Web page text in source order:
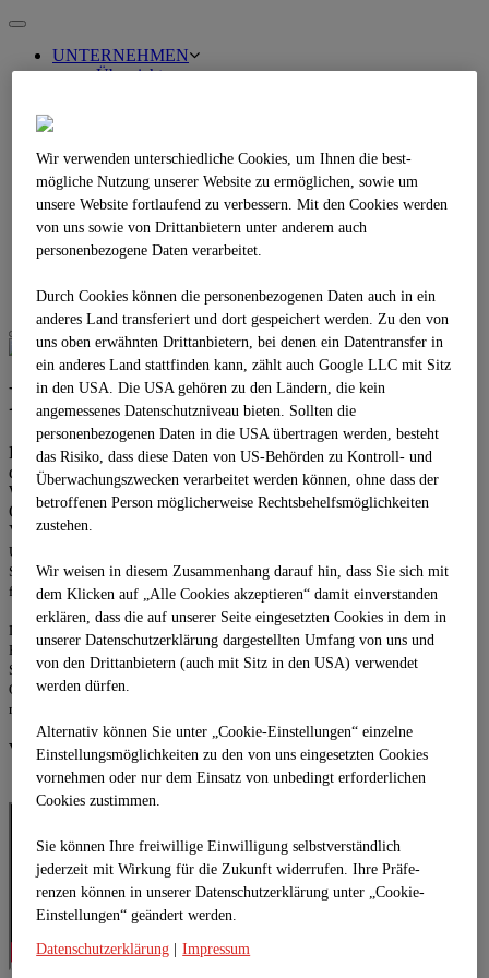
Toggle
navigationUNTERNEHMEN
Übersicht
DIENSTLEISTUNGEN
Übersicht
Vorspritzen
Randversiegelung
BITUMENEMULSION
PRODUKTE
ZERTIFIZIERUNG/AGB
BESTELLFORMULAR
Randversiegelung
Die Versiegelung des Fahrbahnrandes gemäß ZTV Asphalt-StB
dient dem Schutz der Asphaltschulter vor seitlich eindringendem
Wasser. Nach Herstellung der Asphaltschichten sind bei einseitiger
Querneigung die höher liegenden Ränder und in
Verwindungsbereichen beide Ränder abzudichten.
Um eine gute Flankenhaftung des Bitumens zu erreichen, ist eine sorgfältige
Säuberung der Flankenflächen erforderlich. Die Flächen müssen trocken und
frei von losen Teilen und anhaftendem Schmutz sein.
Durch den Einsatz moderner Heißspritzgeräte wird unter Verwendung von
Heißbitumen die entsprechende Flankenfläche in zwei Lagen mit 40 g/m je cm
Schichtstärke versiegelt. Wird schichtweise abgedichtet, so ist die angrenzende
Oberfläche der jeweiligen Schicht ca. 10 cm breit mit einer Bitumenmenge von
mindestens 150 g je Meter Einbaulänge in die Abdichtung mit einzubeziehen.
VIDEO
Wir verwenden unterschiedliche Cookies, um Ihnen die best­
mögliche Nutzung unserer Website zu ermöglichen, sowie um
unsere Website fortlaufend zu verbessern. Mit den Cookies werden
von uns sowie von Drittanbietern unter anderem auch
personenbezogene Daten verarbeitet.
Durch Cookies können die personenbezogenen Daten auch in ein
anderes Land transferiert und dort gespeichert werden. Zu den von
uns oben erwähnten Drittanbietern, bei denen ein Datentransfer in
ein anderes Land stattfinden kann, zählt auch Google LLC mit Sitz
in den USA. Die USA gehören zu den Ländern, die kein
angemessenes Datenschutzniveau bieten. Sollten die
personenbezogenen Daten in die USA übertragen werden, besteht
das Risiko, dass diese Daten von US-Behörden zu Kontroll- und
Überwachungszwecken verarbeitet werden können, ohne dass der
betroffenen Person möglicherweise Rechtsbehelfsmöglichkeiten
zustehen.
Wir weisen in diesem Zusammenhang darauf hin, dass Sie sich mit
dem Klicken auf „Alle Cookies akzeptieren“ damit ein­ver­standen
erklären, dass die auf unserer Seite eingesetzten Cookies in dem in
unserer Datenschutzerklärung dargestellten Umfang von uns und
von den Drittanbietern (auch mit Sitz in den USA) verwendet
werden dürfen.
Alternativ können Sie unter „Cookie-Einstellungen“ einzelne
Einstellungsmöglichkeiten zu den von uns eingesetzten Cookies
vornehmen oder nur dem Einsatz von unbedingt erforderlichen
Cookies zustimmen.
Sie können Ihre freiwillige Einwilligung selbstverständlich
jederzeit mit Wirkung für die Zukunft widerrufen. Ihre Prä­fe­
renzen können in unserer Datenschutzerklärung unter „Cookie-
Einstellungen“ geändert werden.
Datenschutzerklärung | Impressum